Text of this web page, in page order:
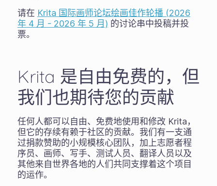
请在 Krita 国际画师论坛绘画佳作轮播 (2026
年 4 月 - 2026 年 5 月) 的讨论串中投稿并投
票。
Krita 是自由免费的，但
我们也期待您的贡献
任何人都可以自由、免费地使用和修改 Krita，
但它的存续有赖于社区的贡献。我们有一支通
过捐款赞助的小规模核心团队，加上志愿者程
序员、画师、写手、测试人员、翻译人员以及
其他来自世界各地的人们共同支撑着这个项目
的运作。